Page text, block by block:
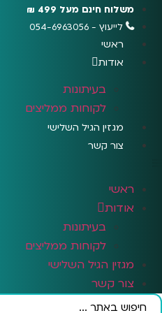
לתוכן
משלוח חינם מעל 499 ₪
לייעוץ - 054-6963056
ראשי
אודות
בעיתונות
לקוחות ממליצים
מגזין הגיל השלישי
צור קשר
ראשי
אודות
בעיתונות
לקוחות ממליצים
מגזין הגיל השלישי
צור קשר
Search